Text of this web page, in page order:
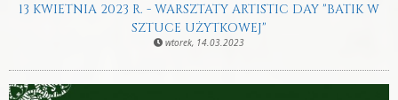
13 KWIETNIA 2023 R. - WARSZTATY ARTISTIC DAY "BATIK W
SZTUCE UŻYTKOWEJ"
wtorek, 14.03.2023